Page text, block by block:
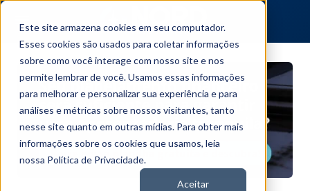
Este site armazena cookies em seu computador.
Esses cookies são usados para coletar informações
sobre como você interage com nosso site e nos
permite lembrar de você. Usamos essas informações
para melhorar e personalizar sua experiência e para
análises e métricas sobre nossos visitantes, tanto
nesse site quanto em outras mídias. Para obter mais
informações sobre os cookies que usamos, leia
nossa Política de Privacidade.
Aceitar